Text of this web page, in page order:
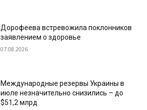
Дорофеева встревожила поклонников
заявлением о здоровье
07.08.2026
Международные резервы Украины в
июле незначительно снизились – до
$51,2 млрд